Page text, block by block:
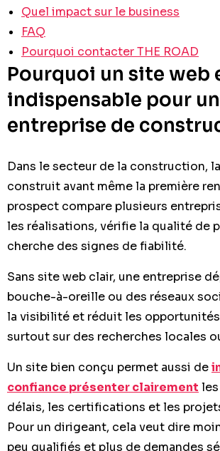
Quel impact sur le business
FAQ
Pourquoi contacter THE ROAD
Pourquoi un site web
indispensable pour
entreprise de
Dans le secteur de la construction,
construit avant même la première
prospect compare plusieurs
les réalisations, vérifie la qualité de
cherche des signes de fiabilité.
Sans site web clair, une entreprise
bouche-à-oreille ou des réseaux
la visibilité et réduit les
surtout sur des recherches locales
Un site bien conçu permet aussi de
confiance présenter clairement
délais, les certifications et les
Pour un dirigeant, cela veut dire
peu qualifiés et plus de demandes